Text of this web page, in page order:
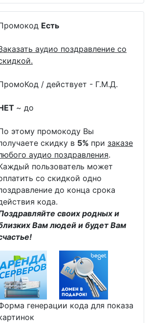
Есть
аудио поздравление со
/ действует - Г.М.Д.
~ до
этому промокоду Вы
скидку в 5% при заказе
аудио поздравления.
пользователь может
со скидкой одно
до конца срока
кода.
своих родных и
Вам людей и будет Вам
генерации кода для показа